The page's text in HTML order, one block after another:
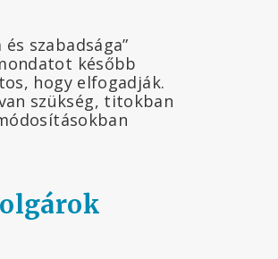
szabadsága”
később
hogy elfogadják.
szükség, titokban